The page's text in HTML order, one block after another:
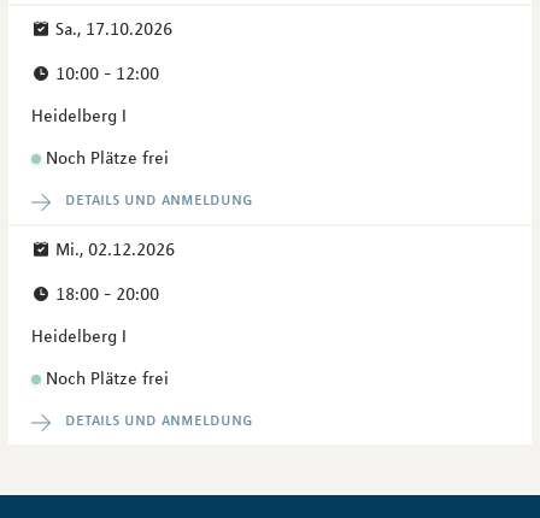
Sa., 17.10.2026
10:00 - 12:00
Heidelberg I
Noch Plätze frei
details und anmeldung
Mi., 02.12.2026
18:00 - 20:00
Heidelberg I
Noch Plätze frei
details und anmeldung